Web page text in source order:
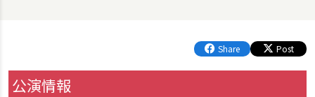
Share Post
公演情報